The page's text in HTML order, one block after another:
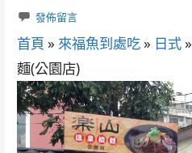
發佈留言
首頁 » 來福魚到處吃» 日式»
麵(公園店)